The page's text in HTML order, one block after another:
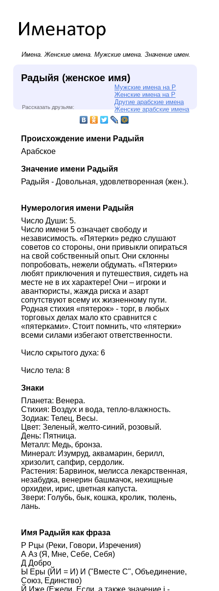
Имена.Женские имена. Мужские имена. Значение имен.
Радыйя (женское имя)
Мужские имена на Р
Женские имена на Р
Другие арабские имена
Женские арабские имена
Рассказать друзьям:
Происхождение имени Радыйя
Арабское
Значение имени Радыйя
Радыйя - Довольная, удовлетворенная (жен.).
Нумерология имени Радыйя
Число Души: 5.
Число имени 5 означает свободу и
независимость. «Пятерки» редко слушают
советов со стороны, они привыкли опираться
на свой собственный опыт. Они склонны
попробовать, нежели обдумать. «Пятерки»
любят приключения и путешествия, сидеть на
месте не в их характере! Они – игроки и
авантюристы, жажда риска и азарт
сопутствуют всему их жизненному пути.
Родная стихия «пятерок» - торг, в любых
торговых делах мало кто сравнится с
«пятерками». Стоит помнить, что «пятерки»
всеми силами избегают ответственности.
Число скрытого духа: 6
Число тела: 8
Знаки
Планета: Венера.
Стихия: Воздух и вода, тепло-влажность.
Зодиак: Телец, Весы.
Цвет: Зеленый, желто-синий, розовый.
День: Пятница.
Металл: Медь, бронза.
Минерал: Изумруд, аквамарин, берилл,
хризолит, сапфир, сердолик.
Растения: Барвинок, мелисса лекарственная,
незабудка, венерин башмачок, нехищные
орхидеи, ирис, цветная капуста.
Звери: Голубь, бык, кошка, кролик, тюлень,
лань.
Имя Радыйя как фраза
Р Рцы (Реки, Говори, Изречения)
А Аз (Я, Мне, Себе, Себя)
Д Добро
Ы Еры (ЙИ = И) И ("Вместе С", Объединение,
Союз, Единство)
Й Иже (Ежели, Если, а также значение i -